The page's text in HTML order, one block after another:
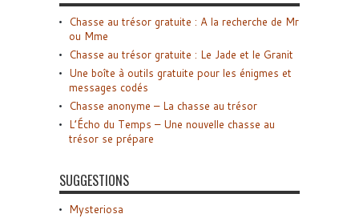
Chasse au trésor gratuite : A la recherche de Mr
ou Mme
Chasse au trésor gratuite : Le Jade et le Granit
Une boîte à outils gratuite pour les énigmes et
messages codés
Chasse anonyme – La chasse au trésor
L’Écho du Temps – Une nouvelle chasse au
trésor se prépare
SUGGESTIONS
Mysteriosa